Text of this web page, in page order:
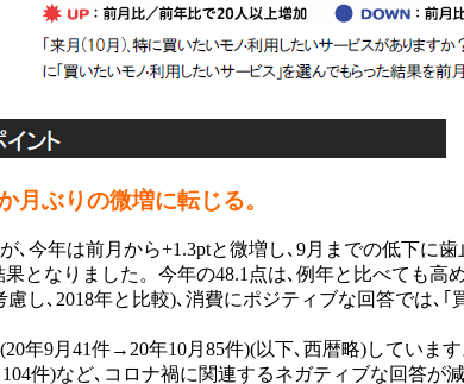
月ぶりの微増に転じる。
､今年は前月から+1.3ptと微増し､9月までの低下に
となりました。今年の48.1点は､例年と比べても高
し､2018年と比較)､消費にポジティブな回答では､
年9月41件→20年10月85件)(以下､西暦略)していま
件)など､コロナ禍に関連するネガティブな回答